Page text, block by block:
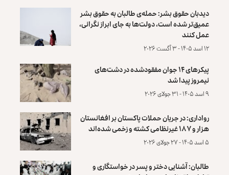
دیدبان حقوق بشر: حمله‌ی طالبان به حقوق بشر
عمیق‌تر شده است، دولت‌ها به جای ابراز نگرانی،
عمل کنند
۱۲ اسد ۱۴۰۵ - ۳ آگست ۲۰۲۶
پیکرهای ۱۴ جوان مفقودشده در دشت‌های
نیمروز پیدا شد
۹ اسد ۱۴۰۵ - ۳۱ جولای ۲۰۲۶
رواداری: در جریان حملات پاکستان بر افغانستان
هزار و ۱۸۷ غیرنظامی کشته و زخمی شده‌اند
۵ اسد ۱۴۰۵ - ۲۷ جولای ۲۰۲۶
طالبان: آشنایی دختر و پسر در خواستگاری و